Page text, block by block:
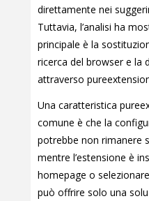
direttamente nei
Tuttavia, l’analisi ha
principale è la
ricerca del browser e la
attraverso
Una caratteristica
comune è che la
potrebbe non rimanere
mentre l’estensione è
homepage o
può offrire solo una